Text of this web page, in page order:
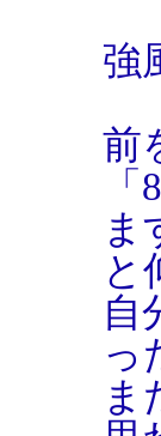
強
前
ま
と
自
っ
ま